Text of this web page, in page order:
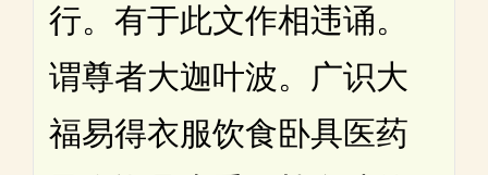
行。有于此文作相违诵。
谓尊者大迦叶波。广识大
福易得衣服饮食卧具医药